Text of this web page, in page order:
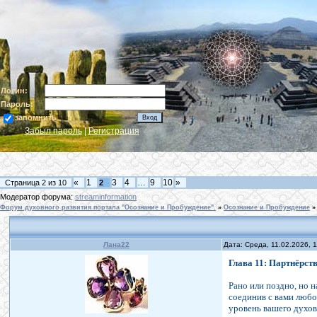
Логин:
Пароль:
запомнить
Забыл пароль|Регистрация
Страница 2 из 10 « 1 2 3 4 … 9 10 »
Модератор форума:streaminformation
Форум духовного развития портала "Осознание и Пробуждение". » Осознание и Пробуждение »
Лана22 Дата: Среда, 11.02.2026,
Глава 11:
Рано или поздно, но
соединив с вами
уровень вашего